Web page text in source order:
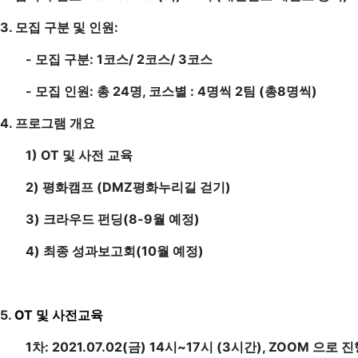
3. 모집 구분 및 인원:
- 모집 구분: 1코스/ 2코스/ 3코스
- 모집 인원: 총 24명, 코스별 : 4명씩 2팀 (총8명씩)
4. 프로그램 개요
1) OT 및 사전 교육
2) 평화캠프 (DMZ평화누리길 걷기)
3) 크라우드 펀딩(8-9월 예정)
4) 최종 성과보고회(10월 예정)
5. OT 및 사전교육
1차: 2021.07.02(금) 14시~17시 (3시간), ZOOM 으로